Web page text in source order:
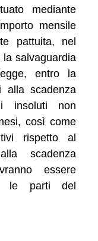
mediante
mensile
pattuita, nel
salvaguardia
entro la
alla scadenza
insoluti non
così come
rispetto al
scadenza
essere
le parti del